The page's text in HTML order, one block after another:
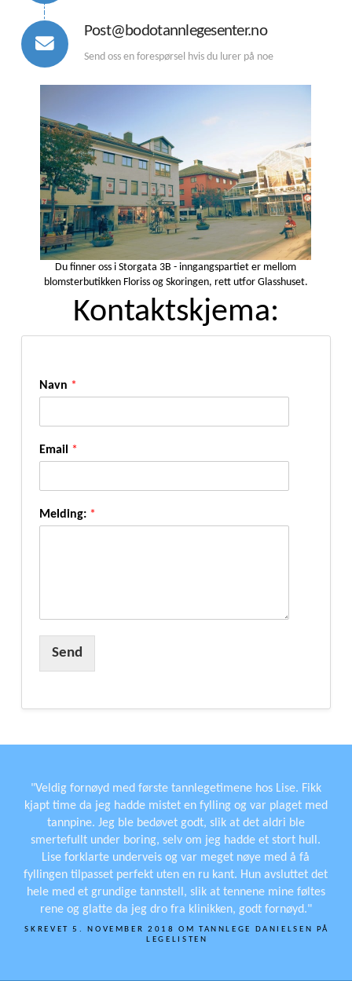
Post@bodotannlegesenter.no
Send oss en forespørsel hvis du lurer på noe
Du finner oss i Storgata 3B - inngangspartiet er mellom
blomsterbutikken Floriss og Skoringen, rett utfor Glasshuset.
Kontaktskjema:
Navn *
Email *
Melding: *
Send
"Veldig fornøyd med første tannlegetimene hos Lise. Fikk
kjapt time da jeg hadde mistet en fylling og var plaget med
tannpine. Jeg ble bedøvet godt, slik at det aldri ble
smertefullt under boring, selv om jeg hadde et stort hull.
Lise forklarte underveis og var meget nøye med å få
fyllingen tilpasset perfekt uten en ru kant. Hun avsluttet det
hele med et grundige tannstell, slik at tennene mine føltes
rene og glatte da jeg dro fra klinikken, godt fornøyd."
SKREVET 5. NOVEMBER 2018 OM TANNLEGE DANIELSEN PÅ
LEGELISTEN